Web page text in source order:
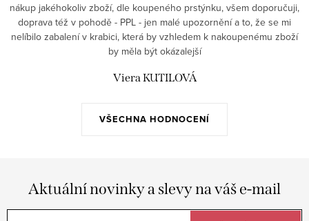
VŠECHNA HODNOCENÍ
nákup jakéhokoliv zboží, dle koupeného prstýnku, všem doporučuji,
doprava též v pohodě - PPL - jen malé upozornění a to, že se mi
nelíbilo zabalení v krabici, která by vzhledem k nakoupenému zboží
by měla být okázalejší
Viera KUTILOVÁ
Aktuální novinky a slevy na váš e-mail